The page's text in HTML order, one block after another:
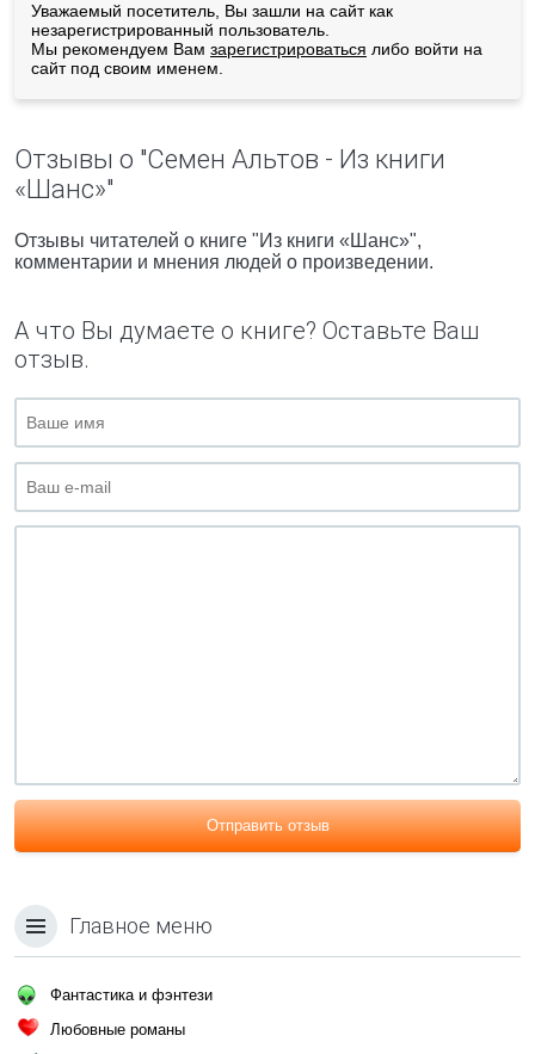
Уважаемый посетитель, Вы зашли на сайт как
незарегистрированный пользователь.
Мы рекомендуем Вам зарегистрироваться либо войти на
сайт под своим именем.
Отзывы о "Семен Альтов - Из книги
«Шанс»"
Отзывы читателей о книге "Из книги «Шанс»",
комментарии и мнения людей о произведении.
А что Вы думаете о книге? Оставьте Ваш
отзыв.
Отправить отзыв
Главное меню
Фантастика и фэнтези
Любовные романы